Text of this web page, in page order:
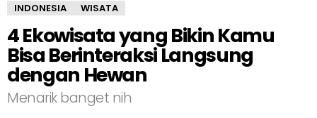
INDONESIA
WISATA
4 Ekowisata yang Bikin Kamu
Bisa Berinteraksi Langsung
dengan Hewan
Menarik banget nih